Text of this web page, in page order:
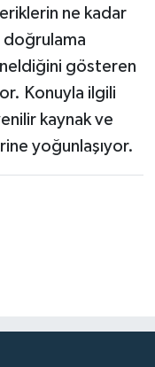
ne kadar
doğrulama
gösteren
Konuyla ilgili
kaynak ve
yoğunlaşıyor.